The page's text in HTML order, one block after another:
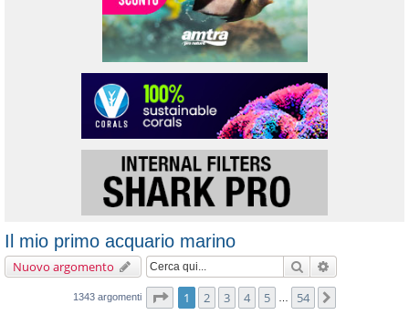
Il mio primo acquario marino
Nuovo argomento Cerca
1343 argomenti Pagina1 di
1 2 3 4 5 54